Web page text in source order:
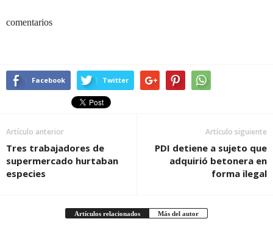
comentarios
Facebook Twitter
Artículo anterior
Tres trabajadores de
supermercado hurtaban
especies
Artículo siguiente
PDI detiene a sujeto que
adquirió betonera en
forma ilegal
Artículos relacionados Más del autor